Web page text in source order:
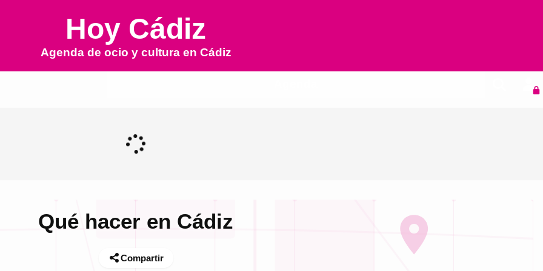
Hoy Cádiz
Agenda de ocio y cultura en Cádiz
Qué hacer en Cádiz
Compartir